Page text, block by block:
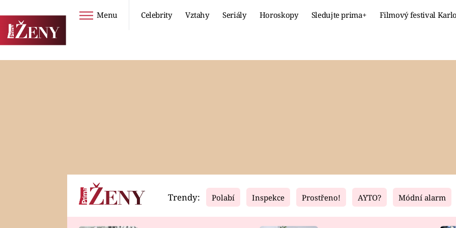
Menu Celebrity Vztahy Seriály Horoskopy Sledujte prima+ Filmový festival
Horoskopy Video Fresh Living
Trendy: Polabí Inspekce Prostřeno! AYTO? Módní alarm